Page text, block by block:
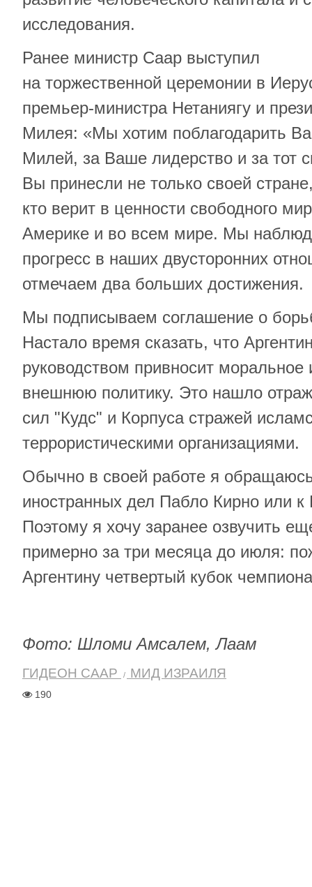
исследования.
Ранее министр Саар выступил
на торжественной церемонии в
премьер-министра Нетаниягу и
Милея: «Мы хотим поблагодарить
Милей, за Ваше лидерство и за тот
Вы принесли не только своей
кто верит в ценности свободного
Америке и во всем мире. Мы
прогресс в наших двусторонних
отмечаем два больших достижения.
Мы подписываем соглашение о
Настало время сказать, что
руководством привносит моральное
внешнюю политику. Это нашло
сил "Кудс" и Корпуса стражей
террористическими организациями.
Обычно в своей работе я
иностранных дел Пабло Кирно или
Поэтому я хочу заранее озвучить
примерно за три месяца до июля:
Аргентину четвертый кубок
Фото: Шломи Амсалем, Лаам
ГИДЕОН СААР МИД ИЗРАИЛЯ
190